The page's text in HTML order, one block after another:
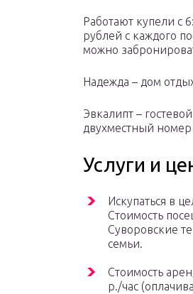
Работают купели с
рублей с каждого
можно
Надежда – дом
Эвкалипт –
двухместный
Услуги и
Искупаться в
Стоимость
Суворовские
семьи.
Стоимость
р./час